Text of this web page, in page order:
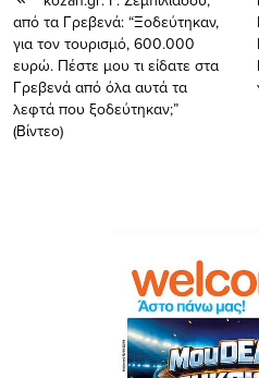
από τα Γρεβενά: “Ξοδεύτηκαν,
για τον τουρισμό, 600.000
ευρώ. Πέστε μου τι είδατε στα
Γρεβενά από όλα αυτά τα
λεφτά που ξοδεύτηκαν;”
(Βίντεο)